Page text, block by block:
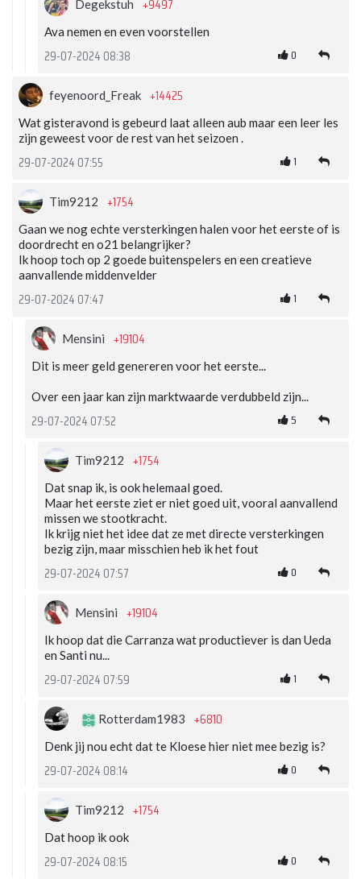
Degekstuh +9497
Ava nemen en even voorstellen
29-07-2024 08:38 0
feyenoord_Freak +14425
Wat gisteravond is gebeurd laat alleen aub maar een leer les
zijn geweest voor de rest van het seizoen .
29-07-2024 07:55 1
Tim9212 +1754
Gaan we nog echte versterkingen halen voor het eerste of is
doordrecht en o21 belangrijker?
Ik hoop toch op 2 goede buitenspelers en een creatieve
aanvallende middenvelder
29-07-2024 07:47 1
Mensini +19104
Dit is meer geld genereren voor het eerste...
Over een jaar kan zijn marktwaarde verdubbeld zijn...
29-07-2024 07:52 5
Tim9212 +1754
Dat snap ik, is ook helemaal goed.
Maar het eerste ziet er niet goed uit, vooral aanvallend
missen we stootkracht.
Ik krijg niet het idee dat ze met directe versterkingen
bezig zijn, maar misschien heb ik het fout
29-07-2024 07:57 0
Mensini +19104
Ik hoop dat die Carranza wat productiever is dan Ueda
en Santi nu...
29-07-2024 07:59 1
Rotterdam1983 +6810
Denk jij nou echt dat te Kloese hier niet mee bezig is?
29-07-2024 08:14 0
Tim9212 +1754
Dat hoop ik ook
29-07-2024 08:15 0